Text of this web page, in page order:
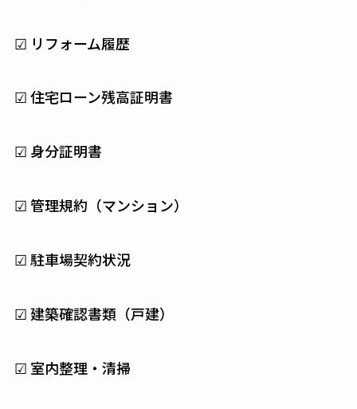
☑ リフォーム履歴
☑ 住宅ローン残高証明書
☑ 身分証明書
☑ 管理規約（マンション）
☑ 駐車場契約状況
☑ 建築確認書類（戸建）
☑ 室内整理・清掃